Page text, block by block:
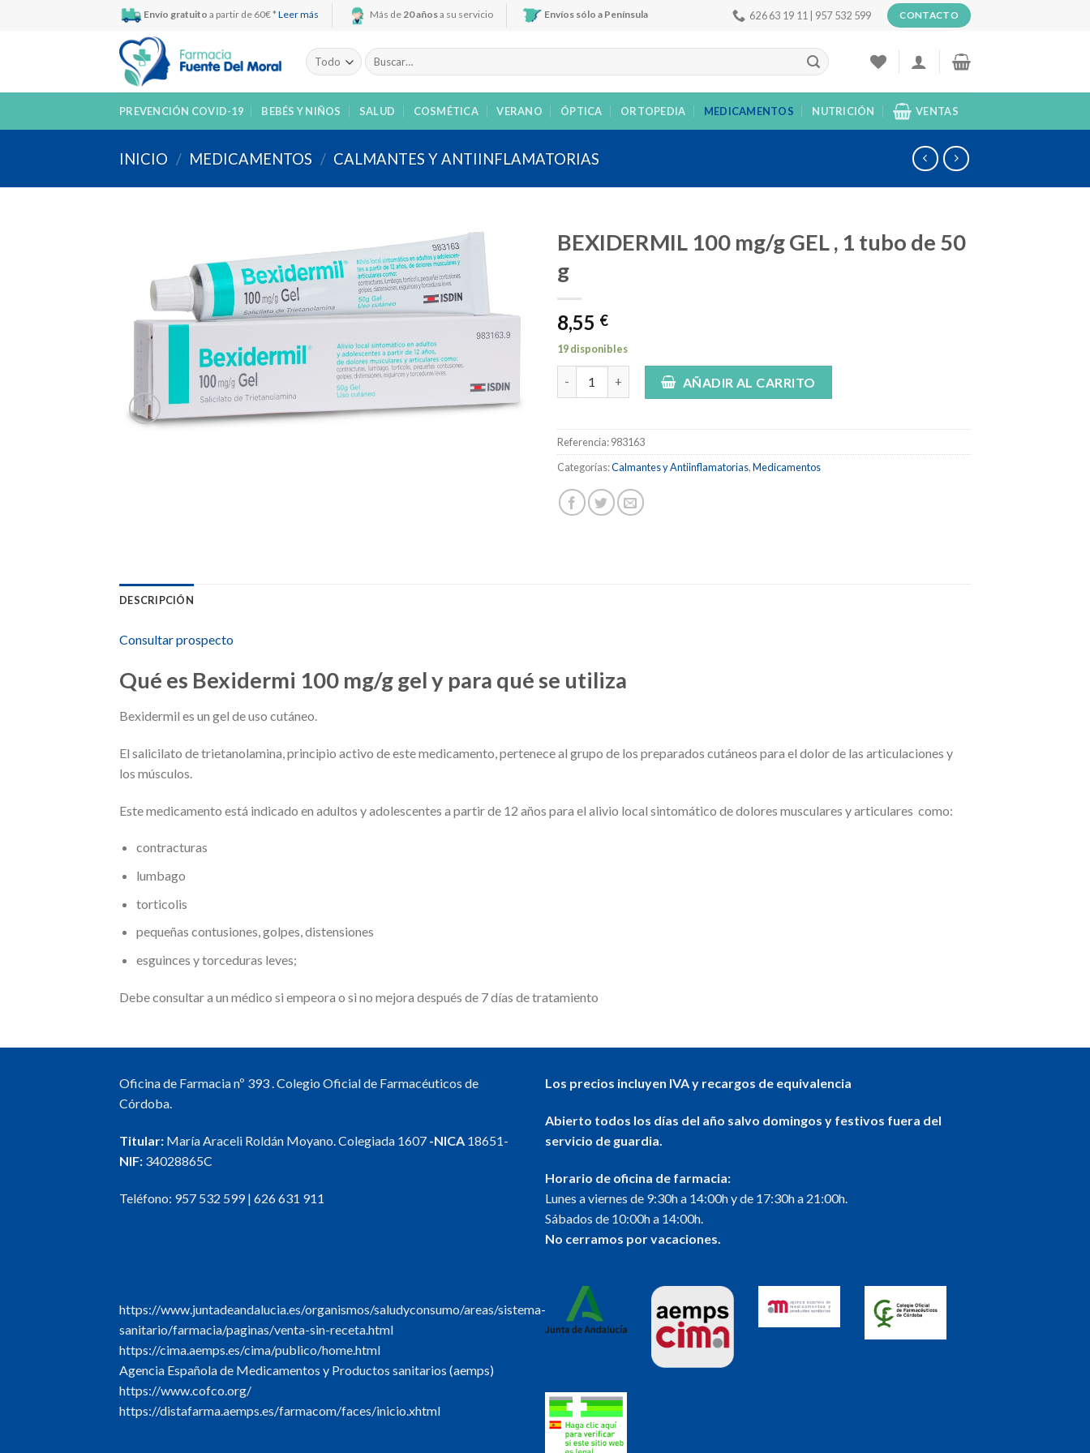
Envío gratuito a partir de 60€ * Leer más Más de20 añosa su servicio Envíos sólo a Península 626 63 19 11 | 957 532 599 CONTACTO
Buscar
por:
PREVENCIÓN COVID-19 BEBÉS Y NIÑOS SALUD COSMÉTICA VERANO ÓPTICA ORTOPEDIA MEDICAMENTOS NUTRICIÓN VENTAS
INICIO / MEDICAMENTOS / CALMANTES Y ANTIINFLAMATORIAS
a la
lista de
BEXIDERMIL 100 mg/g GEL , 1 tubo de 50
g
8,55 €
19 disponibles
BEXIDERMIL 100 mg/g GEL , 1 tubo de 50 g cantidad
AÑADIR AL CARRITO
Referencia:983163
Categorías:Calmantes y Antiinflamatorias,Medicamentos
DESCRIPCIÓN
Consultar prospecto
Qué es Bexidermi 100 mg/g gel y para qué se utiliza
Bexidermil es un gel de uso cutáneo.
El salicilato de trietanolamina, principio activo de este medicamento, pertenece al grupo de los preparados cutáneos para el dolor de las articulaciones y
los músculos.
Este medicamento está indicado en adultos y adolescentes a partir de 12 años para el alivio local sintomático de dolores musculares y articulares como:
contracturas
lumbago
torticolis
pequeñas contusiones, golpes, distensiones
esguinces y torceduras leves;
Debe consultar a un médico si empeora o si no mejora después de 7 días de tratamiento
Oficina de Farmacia nº 393 . Colegio Oficial de Farmacéuticos de
Córdoba.
Titular: María Araceli Roldán Moyano. Colegiada 1607 -NICA 18651-
NIF: 34028865C
Teléfono: 957 532 599| 626 631 911
Los precios incluyen IVA y recargos de equivalencia
Abierto todos los días del año salvo domingos y festivos fuera del
servicio de guardia.
Horario de oficina de farmacia:
Lunes a viernes de 9:30h a 14:00h y de 17:30h a 21:00h.
Sábados de 10:00h a 14:00h.
No cerramos por vacaciones.
https://www.juntadeandalucia.es/organismos/saludyconsumo/areas/sistema-
sanitario/farmacia/paginas/venta-sin-receta.html
https://cima.aemps.es/cima/publico/home.html
Agencia Española de Medicamentos y Productos sanitarios (aemps)
https://www.cofco.org/
https://distafarma.aemps.es/farmacom/faces/inicio.xhtml